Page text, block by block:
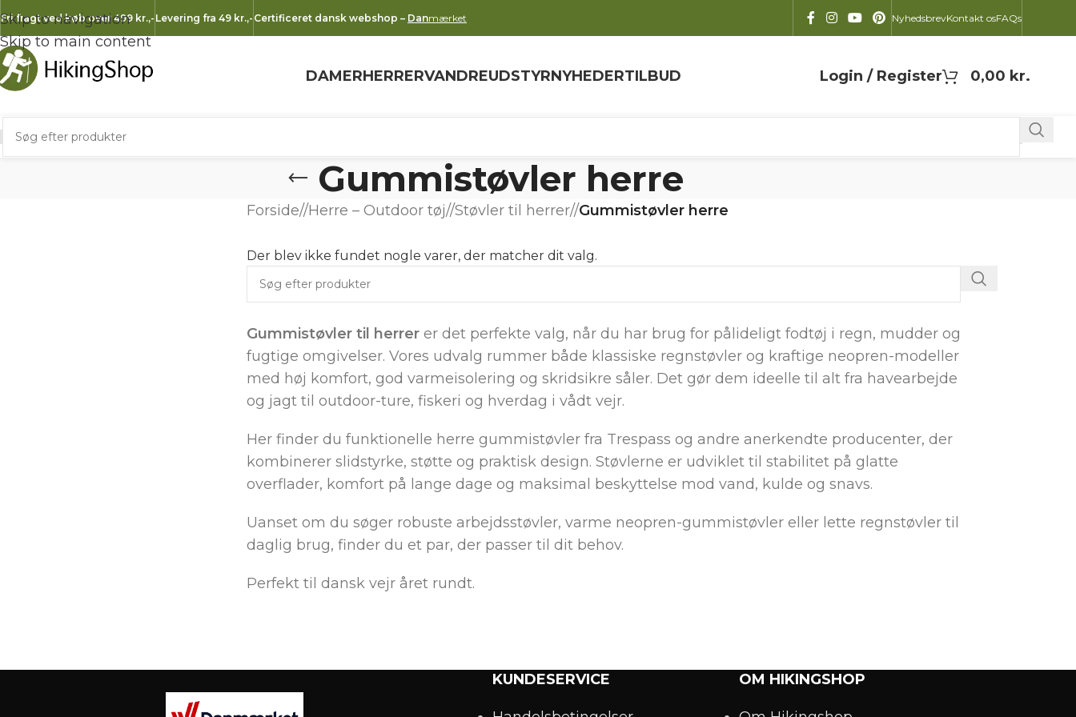
Skip to navigation
Skip to main content
Fri fragt ved køb over 499 kr.,- Levering fra 49 kr.,- Certificeret dansk webshop – Danmærket NyhedsbrevKontakt osFAQs
DAMERHERRERVANDREUDSTYRNYHEDERTILBUD Login / Register 0,00 kr.
Gummistøvler herre
Forside/ Herre – Outdoor tøj/ Støvler til herrer/ Gummistøvler herre
Der blev ikke fundet nogle varer, der matcher dit valg.
Gummistøvler til herrerer det perfekte valg, når du har brug for pålideligt fodtøj i regn, mudder og
fugtige omgivelser. Vores udvalg rummer både klassiske regnstøvler og kraftige neopren-modeller
med høj komfort, god varmeisolering og skridsikre såler. Det gør dem ideelle til alt fra havearbejde
og jagt til outdoor-ture, fiskeri og hverdag i vådt vejr.
Her finder du funktionelle herre gummistøvler fra Trespass og andre anerkendte producenter, der
kombinerer slidstyrke, støtte og praktisk design. Støvlerne er udviklet til stabilitet på glatte
overflader, komfort på lange dage og maksimal beskyttelse mod vand, kulde og snavs.
Uanset om du søger robuste arbejdsstøvler, varme neopren-gummistøvler eller lette regnstøvler til
daglig brug, finder du et par, der passer til dit behov.
Perfekt til dansk vejr året rundt.
KUNDESERVICE OM HIKINGSHOP